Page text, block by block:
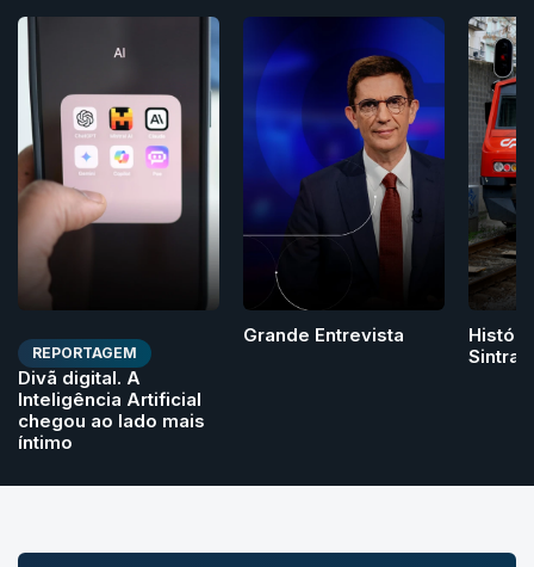
REPORTAGEM
Divã digital. A
Inteligência Artificial
chegou ao lado mais
íntimo
Grande Entrevista
Sintra